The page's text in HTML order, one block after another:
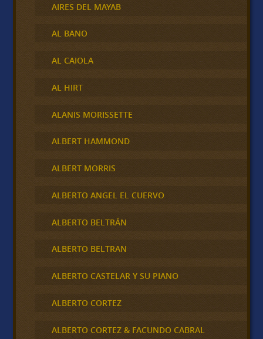
AIRES DEL MAYAB
AL BANO
AL CAIOLA
AL HIRT
ALANIS MORISSETTE
ALBERT HAMMOND
ALBERT MORRIS
ALBERTO ANGEL EL CUERVO
ALBERTO BELTRÁN
ALBERTO BELTRAN
ALBERTO CASTELAR Y SU PIANO
ALBERTO CORTEZ
ALBERTO CORTEZ & FACUNDO CABRAL